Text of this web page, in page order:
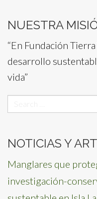
NUESTRA
“En Fundación
desarrollo
vida”
for:
NOTICIAS Y
Manglares que
investigación-